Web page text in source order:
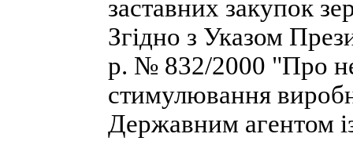
заставних закупок
Згідно з Указом
р. № 832/2000 "Про
стимулювання
Державним агентом